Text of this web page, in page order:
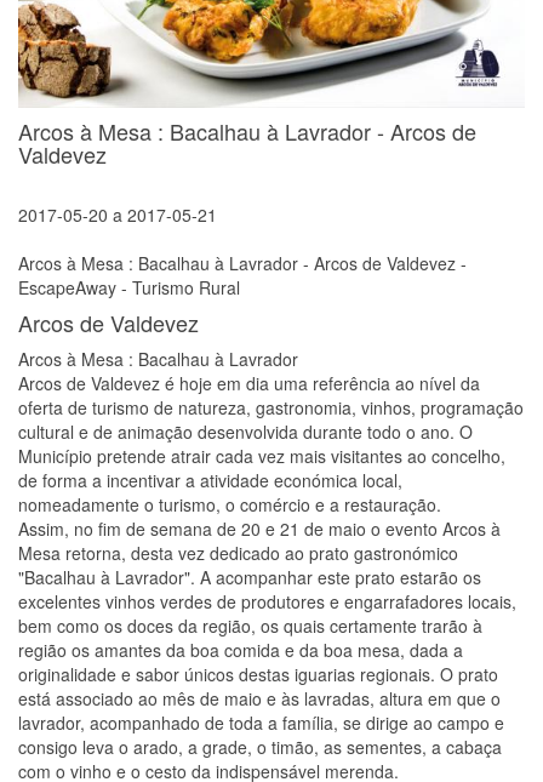
Arcos à Mesa : Bacalhau à Lavrador - Arcos de
Valdevez
2017-05-20 a 2017-05-21
Arcos à Mesa : Bacalhau à Lavrador - Arcos de Valdevez -
EscapeAway - Turismo Rural
Arcos de Valdevez
Arcos à Mesa : Bacalhau à Lavrador
Arcos de Valdevez é hoje em dia uma referência ao nível da
oferta de turismo de natureza, gastronomia, vinhos, programação
cultural e de animação desenvolvida durante todo o ano. O
Município pretende atrair cada vez mais visitantes ao concelho,
de forma a incentivar a atividade económica local,
nomeadamente o turismo, o comércio e a restauração.
Assim, no fim de semana de 20 e 21 de maio o evento Arcos à
Mesa retorna, desta vez dedicado ao prato gastronómico
"Bacalhau à Lavrador". A acompanhar este prato estarão os
excelentes vinhos verdes de produtores e engarrafadores locais,
bem como os doces da região, os quais certamente trarão à
região os amantes da boa comida e da boa mesa, dada a
originalidade e sabor únicos destas iguarias regionais. O prato
está associado ao mês de maio e às lavradas, altura em que o
lavrador, acompanhado de toda a família, se dirige ao campo e
consigo leva o arado, a grade, o timão, as sementes, a cabaça
com o vinho e o cesto da indispensável merenda.